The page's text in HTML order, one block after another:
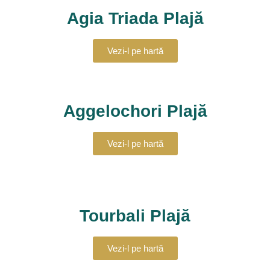
Agia Triada Plajă
Vezi-l pe hartă
Aggelochori Plajă
Vezi-l pe hartă
Tourbali Plajă
Vezi-l pe hartă